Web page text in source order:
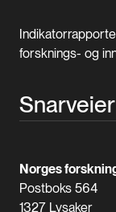
forsknings- og
Snarveier
Norges
Postboks 564
1327 Lysaker